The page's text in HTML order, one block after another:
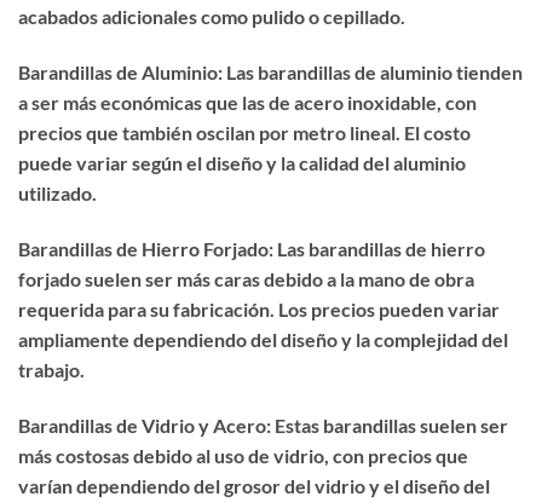
acabados adicionales como pulido o cepillado.
Barandillas de Aluminio: Las barandillas de aluminio tienden
a ser más económicas que las de acero inoxidable, con
precios que también oscilan por metro lineal. El costo
puede variar según el diseño y la calidad del aluminio
utilizado.
Barandillas de Hierro Forjado: Las barandillas de hierro
forjado suelen ser más caras debido a la mano de obra
requerida para su fabricación. Los precios pueden variar
ampliamente dependiendo del diseño y la complejidad del
trabajo.
Barandillas de Vidrio y Acero: Estas barandillas suelen ser
más costosas debido al uso de vidrio, con precios que
varían dependiendo del grosor del vidrio y el diseño del